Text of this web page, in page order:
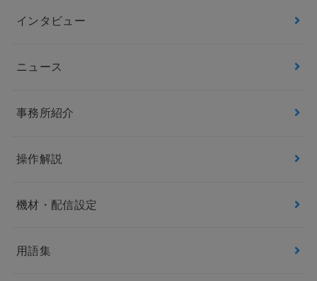
インタビュー
ニュース
事務所紹介
操作解説
機材・配信設定
用語集